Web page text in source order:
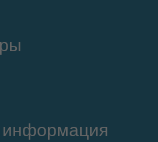
информация